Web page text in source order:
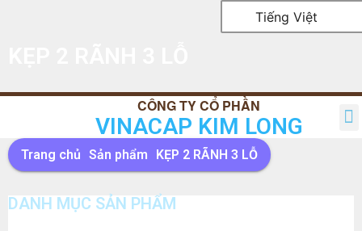
Tiếng Việt
VINACAP KIM LONG
Trang chủ Sản phẩm KẸP 2 RÃNH 3 LỖ
DANH MỤC SẢN PHẨM